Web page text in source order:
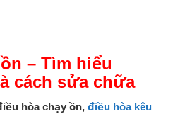
– Tìm hiểu
cách sửa chữa
hòa chạy ồn, điều hòa kêu